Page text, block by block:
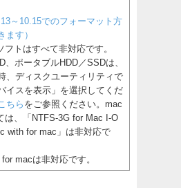
～10.15でのフォーマット方
ます）
トはすべて非対応です。
ポータブルHDD／SSDは、
、ディスクユーティリティで
イスを表示」を選択してくだ
こちら をご参照ください。mac
は、「NTFS-3G for Mac I-O
with for mac」は非対応で
macは非対応です。